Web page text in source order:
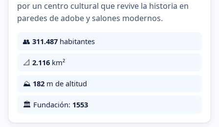
por un centro cultural que revive la historia en
paredes de adobe y salones modernos.
👥 311.487 habitantes
📐 2.116 km²
⛰️ 182 m de altitud
🏛️ Fundación: 1553